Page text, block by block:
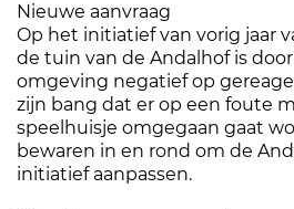
Nieuwe aanvraag
Op het initiatief van vorig jaar
de tuin van de Andalhof is
omgeving negatief op
zijn bang dat er op een foute
speelhuisje omgegaan gaat
bewaren in en rond om de
initiatief aanpassen.